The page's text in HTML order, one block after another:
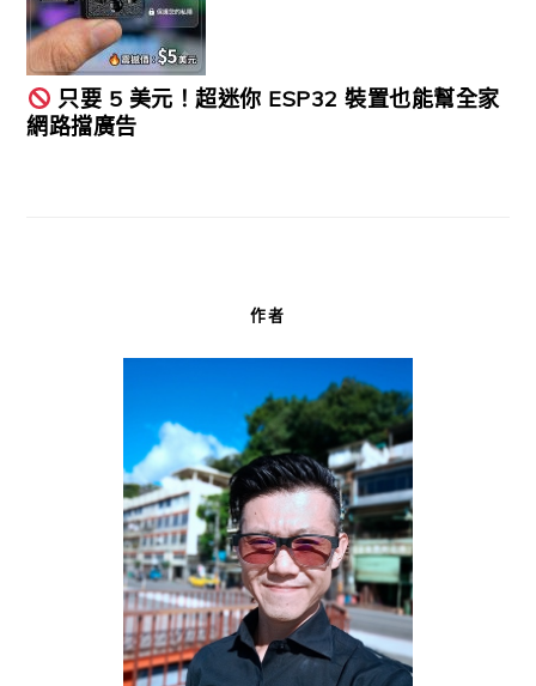
只要 5 美元！超迷你 ESP32 裝置也能幫全家
網路擋廣告
作者